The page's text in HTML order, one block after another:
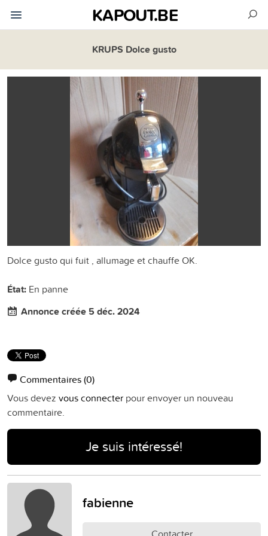
KAPOUT.BE
KRUPS Dolce gusto
Dolce gusto qui fuit , allumage et chauffe OK.
État: En panne
Annonce créée 5 déc. 2024
Commentaires(0)
Vous devez vous connecter pour envoyer un nouveau
commentaire.
Je suis intéressé!
fabienne